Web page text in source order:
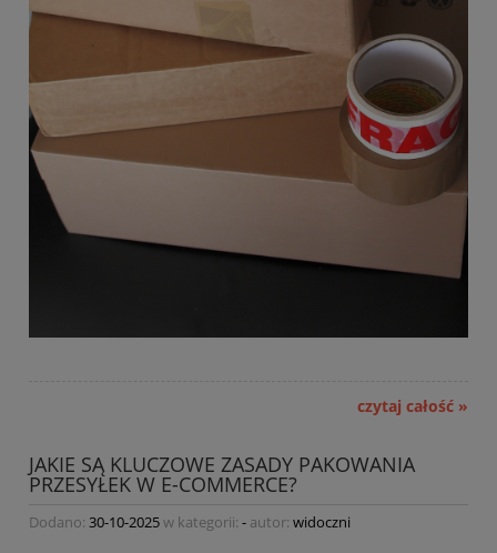
czytaj całość »
JAKIE SĄ KLUCZOWE ZASADY PAKOWANIA
PRZESYŁEK W E-COMMERCE?
Dodano: 30-10-2025w kategorii: - autor: widoczni